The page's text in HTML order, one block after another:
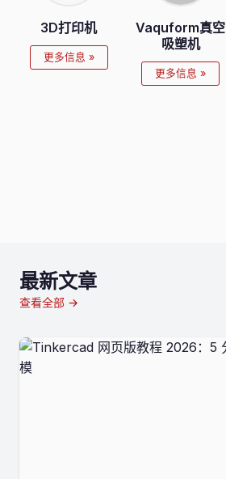
3D打印机
更多信息 »
Vaquform真空
吸塑机
更多信息 »
最新文章
查看全部 →